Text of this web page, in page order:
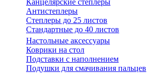
Канцелярские степлеры
Антистеплеры
Степлеры до 25 листов
Стандартные до 40 листов
Настольные аксессуары
Коврики на стол
Подставки с наполнением
Подушки для смачивания пальцев